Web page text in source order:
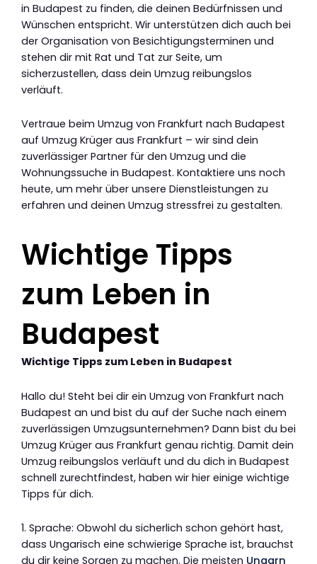
in Budapest zu finden, die deinen Bedürfnissen und
Wünschen entspricht. Wir unterstützen dich auch bei
der Organisation von Besichtigungsterminen und
stehen dir mit Rat und Tat zur Seite, um
sicherzustellen, dass dein Umzug reibungslos
verläuft.
Vertraue beim Umzug von Frankfurt nach Budapest
auf Umzug Krüger aus Frankfurt – wir sind dein
zuverlässiger Partner für den Umzug und die
Wohnungssuche in Budapest. Kontaktiere uns noch
heute, um mehr über unsere Dienstleistungen zu
erfahren und deinen Umzug stressfrei zu gestalten.
Wichtige Tipps
zum Leben in
Budapest
Wichtige Tipps zum Leben in Budapest
Hallo du! Steht bei dir ein Umzug von Frankfurt nach
Budapest an und bist du auf der Suche nach einem
zuverlässigen Umzugsunternehmen? Dann bist du bei
Umzug Krüger aus Frankfurt genau richtig. Damit dein
Umzug reibungslos verläuft und du dich in Budapest
schnell zurechtfindest, haben wir hier einige wichtige
Tipps für dich.
1. Sprache: Obwohl du sicherlich schon gehört hast,
dass Ungarisch eine schwierige Sprache ist, brauchst
du dir keine Sorgen zu machen. Die meisten Ungarn